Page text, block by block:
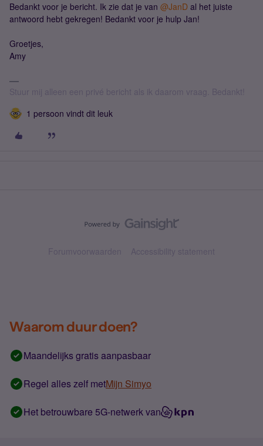
Bedankt voor je bericht. Ik zie dat je van ​ @JanD al het juiste
antwoord hebt gekregen! Bedankt voor je hulp Jan!
Groetjes,
Amy
Stuur mij alleen een privé bericht als ik daarom vraag. Bedankt!
1 persoon vindt dit leuk
Forumvoorwaarden Accessibility statement
Waarom duur doen?
Maandelijks gratis aanpasbaar
Regel alles zelf metMijn Simyo
Het betrouwbare 5G-netwerk van